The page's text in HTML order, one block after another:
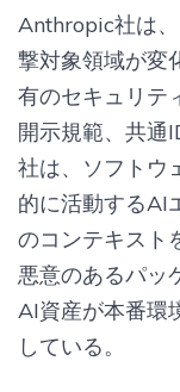
Anthropic社は
撃対象領域が変
有のセキュリテ
開示規範、共通
社は、ソフトウ
的に活動するAI
のコンテキスト
悪意のあるパッ
AI資産が本番環
している。